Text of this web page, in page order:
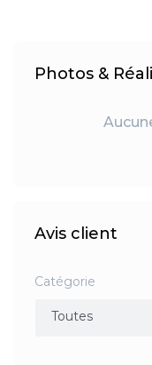
Photos &
Avis client
Catégorie